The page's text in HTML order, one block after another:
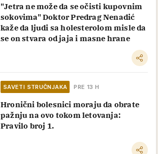
"Jetra ne može da se očisti kupovnim
sokovima" Doktor Predrag Nenadić
kaže da ljudi sa holesterolom misle da
se on stvara od jaja i masne hrane
SAVETI STRUČNJAKA PRE 13 H
Hronični bolesnici moraju da obrate
pažnju na ovo tokom letovanja:
Pravilo broj 1.